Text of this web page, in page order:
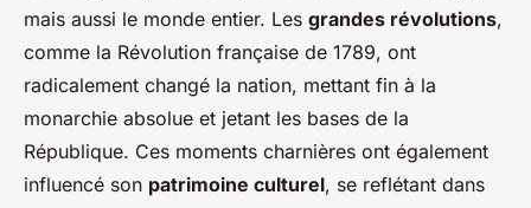
mais aussi le monde entier. Les grandes révolutions,
comme la Révolution française de 1789, ont
radicalement changé la nation, mettant fin à la
monarchie absolue et jetant les bases de la
République. Ces moments charnières ont également
influencé son patrimoine culturel, se reflétant dans